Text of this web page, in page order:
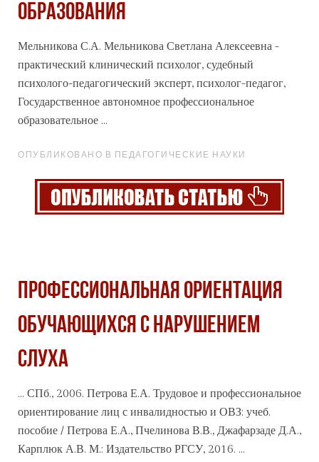
ОБРАЗОВАНИЯ
Мельникова С.А. Мельникова Светлана Алексеевна -
практический клинический психолог, судебный
психолого-педагогический эксперт, психолог-педагог,
Государственное автономное профессиональное
образовательное ...
ОПУБЛИКОВАНО В ПЕДАГОГИЧЕСКИЕ НАУКИ
ПРОФЕССИОНАЛЬНАЯ ОРИЕНТАЦИЯ
ОБУЧАЮЩИХСЯ С НАРУШЕНИЕМ
СЛУХА
... СПб., 2006. Петрова Е.А. Трудовое и профессиональное
ориентирование лиц с инвалидностью и ОВЗ: учеб.
пособие / Петрова Е.А., Пчелинова В.В., Джафарзаде Д.А.,
Карплюк А.В. М.: Издательство РГСУ, 2016. ...